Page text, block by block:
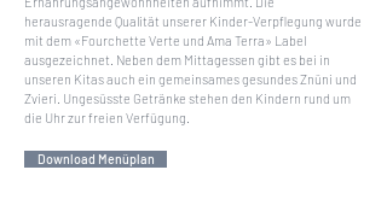
herausragende Qualität unserer Kinder-Verpflegung wurde
mit dem «Fourchette Verte und Ama Terra» Label
ausgezeichnet. Neben dem Mittagessen gibt es bei in
unseren Kitas auch ein gemeinsames gesundes Znüni und
Zvieri. Ungesüsste Getränke stehen den Kindern rund um
die Uhr zur freien Verfügung.
Download Menüplan